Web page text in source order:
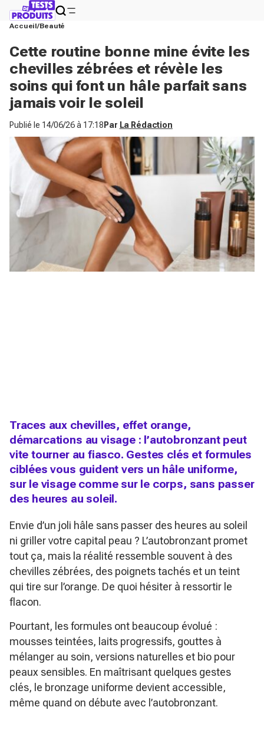
Accueil Beauté
Cette routine bonne mine évite les
chevilles zébrées et révèle les
soins qui font un hâle parfait sans
jamais voir le soleil
Publié le 14/06/26 à 17:18 Par La Rédaction
Traces aux chevilles, effet orange,
démarcations au visage : l’autobronzant peut
vite tourner au fiasco. Gestes clés et formules
ciblées vous guident vers un hâle uniforme,
sur le visage comme sur le corps, sans passer
des heures au soleil.
Envie d’un joli hâle sans passer des heures au soleil
ni griller votre capital peau ? L’autobronzant promet
tout ça, mais la réalité ressemble souvent à des
chevilles zébrées, des poignets tachés et un teint
qui tire sur l’orange. De quoi hésiter à ressortir le
flacon.
Pourtant, les formules ont beaucoup évolué :
mousses teintées, laits progressifs, gouttes à
mélanger au soin, versions naturelles et bio pour
peaux sensibles. En maîtrisant quelques gestes
clés, le bronzage uniforme devient accessible,
même quand on débute avec l’autobronzant.